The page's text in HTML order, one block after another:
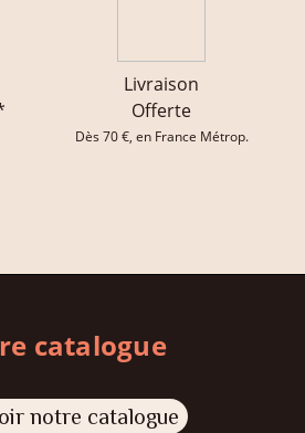
Livraison
Offerte
Dès 70 €, en France Métrop.
catalogue
notre catalogue